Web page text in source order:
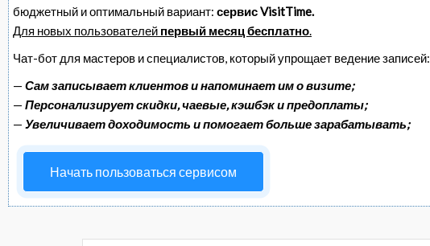
бюджетный и оптимальный вариант: сервис VisitTime.
Для новых пользователей первый месяц бесплатно.
Чат-бот для мастеров и специалистов, который упрощает ведение записей:
— Сам записывает клиентов и напоминает им о визите;
— Персонализирует скидки, чаевые, кэшбэк и предоплаты;
— Увеличивает доходимость и помогает больше зарабатывать;
Начать пользоваться сервисом